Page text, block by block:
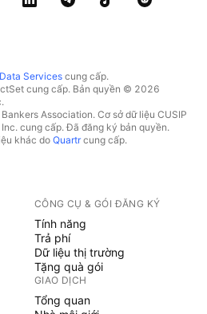
Services cung cấp.
cung cấp. Bản quyền © 2026
Association. Cơ sở dữ liệu CUSIP
cung cấp. Đã đăng ký bản quyền.
khác do Quartrcung cấp.
CÔNG CỤ & GÓI ĐĂNG KÝ
Tính năng
Trả phí
Dữ liệu thị trường
Tặng quà gói
GIAO DỊCH
Tổng quan